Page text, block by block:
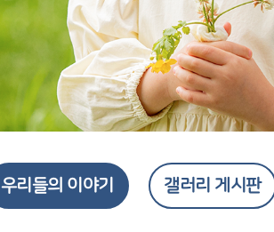
우리들의 이야기 갤러리 게시판